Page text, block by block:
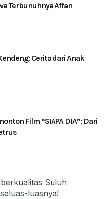
Terbunuhnya Affan
Cerita dari Anak
Film “SIAPA DIA”: Dari
Suluh
luasnya!